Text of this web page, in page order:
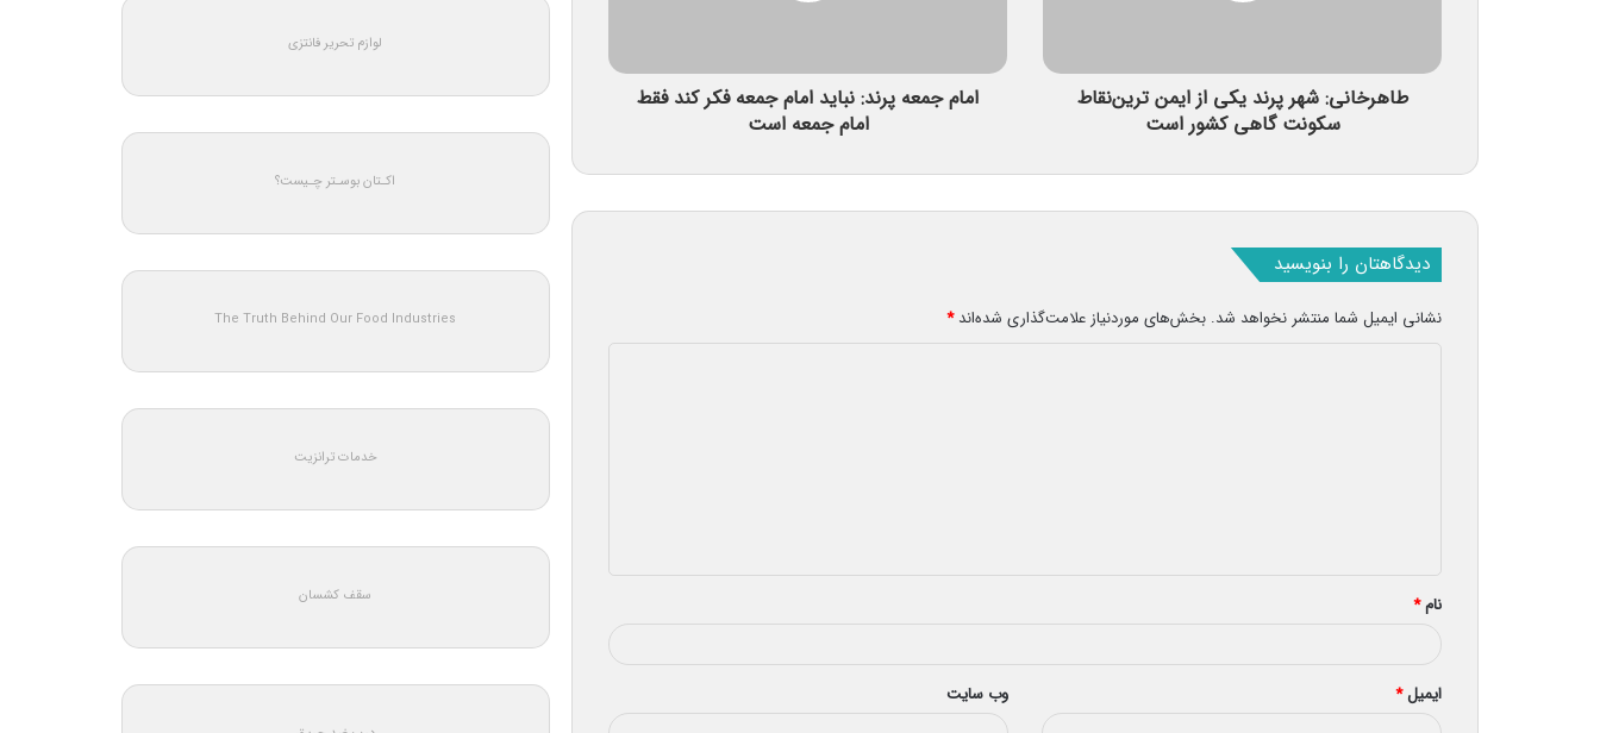
طاهرخانی: شهر پرند یکی از ایمن ترین‌نقاط
سکونت گاهی کشور است
امام جمعه پرند: نباید امام جمعه فکر کند فقط
امام جمعه است
دیدگاهتان را بنویسید
نشانی ایمیل شما منتشر نخواهد شد. بخش‌های موردنیاز علامت‌گذاری شده‌اند*
*
نام*
ایمیل* وب‌ سایت
لوازم تحریر فانتزی
اکـتان بوسـتر چـیست؟
The Truth Behind Our Food Industries
خدمات ترانزیت
سقف کشسان